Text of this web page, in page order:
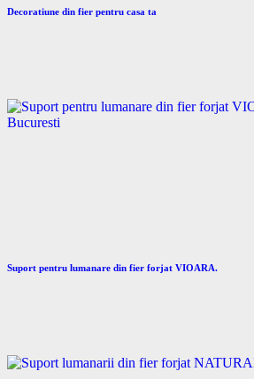
Decoratiune din fier pentru casa ta
Suport pentru lumanare din fier forjat VIOARA.